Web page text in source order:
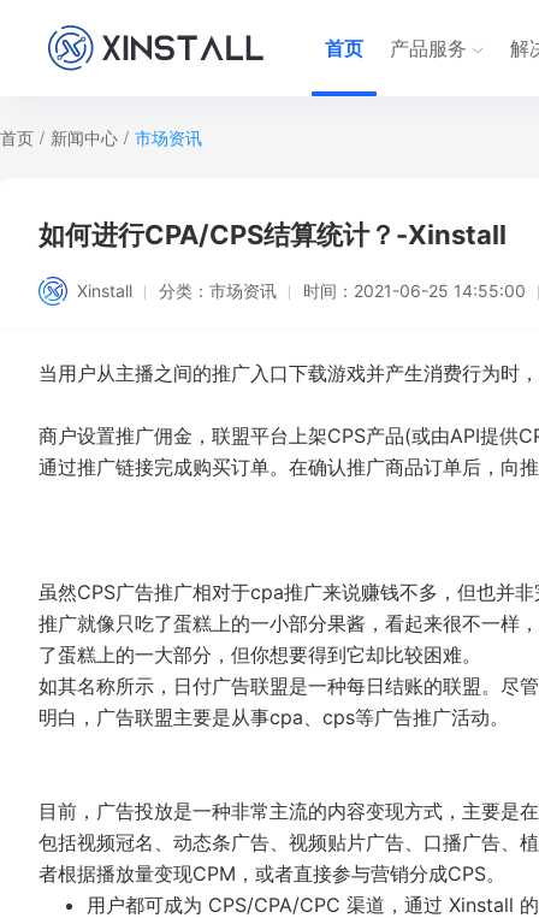
首页 产品服务 解
首页 / 新闻中心 / 市场资讯
如何进行CPA/CPS结算统计？-Xinstall
Xinstall 分类： 市场资讯 时间： 2021-06-25 14:55:00
当用户从主播之间的推广入口下载游戏并产生消费行为时
商户设置推广佣金，联盟平台上架CPS产品(或由API提供
通过推广链接完成购买订单。在确认推广商品订单后，向
虽然CPS广告推广相对于cpa推广来说赚钱不多，但也并
推广就像只吃了蛋糕上的一小部分果酱，看起来很不一样
了蛋糕上的一大部分，但你想要得到它却比较困难。
如其名称所示，日付广告联盟是一种每日结账的联盟。尽
明白，广告联盟主要是从事cpa、cps等广告推广活动。
目前，广告投放是一种非常主流的内容变现方式，主要是
包括视频冠名、动态条广告、视频贴片广告、口播广告、
者根据播放量变现CPM，或者直接参与营销分成CPS。
用户都可成为 CPS/CPA/CPC 渠道，通过 Xinstall